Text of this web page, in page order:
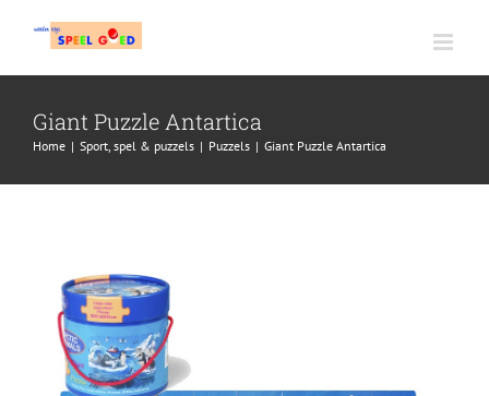
inhoud
Giant Puzzle Antartica
Home | Sport, spel & puzzels | Puzzels | Giant Puzzle Antartica